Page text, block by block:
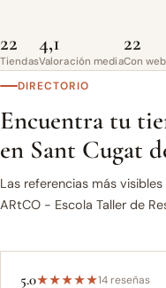
22
Tiendas
4,1
Valoración media
22
Con web
DIRECTORIO
Encuentra tu
en Sant Cugat
Las referencias más
ARtCO - Escola Taller de
5.0★★★★★14 reseñas